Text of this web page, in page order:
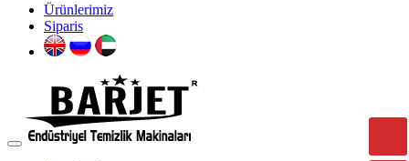
Ürünlerimiz
Siparis